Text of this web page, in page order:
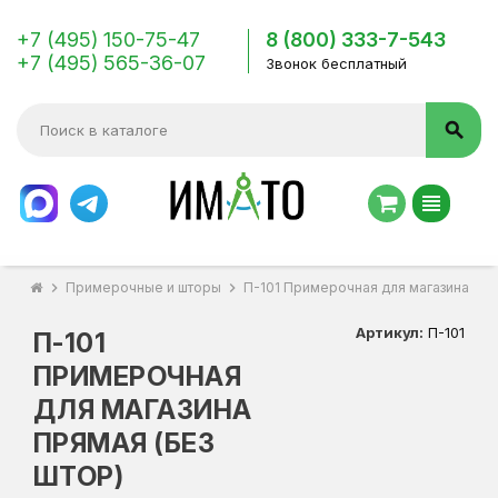
+7 (495) 150-75-47
+7 (495) 565-36-07
8 (800) 333-7-543
Звонок бесплатный
search
view_headline
chevron_right Примерочные и шторы chevron_right П-101 Примерочная для магазина
П-101
ПРИМЕРОЧНАЯ
ДЛЯ МАГАЗИНА
ПРЯМАЯ (БЕЗ
ШТОР)
Артикул: П-101